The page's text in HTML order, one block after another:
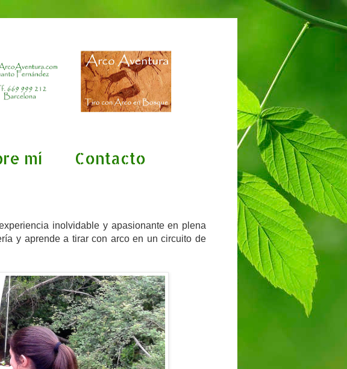
mí Contacto
inolvidable y apasionante en plena
y aprende a tirar con arco en un circuito de